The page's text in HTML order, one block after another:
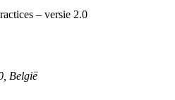
– versie 2.0
België